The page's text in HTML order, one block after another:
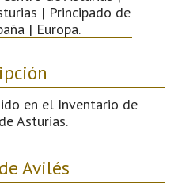
| Principado de
| Europa.
en el Inventario de
Asturias.
Avilés